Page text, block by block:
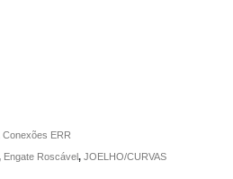
Conexões ERR
Engate Roscável, JOELHO/CURVAS